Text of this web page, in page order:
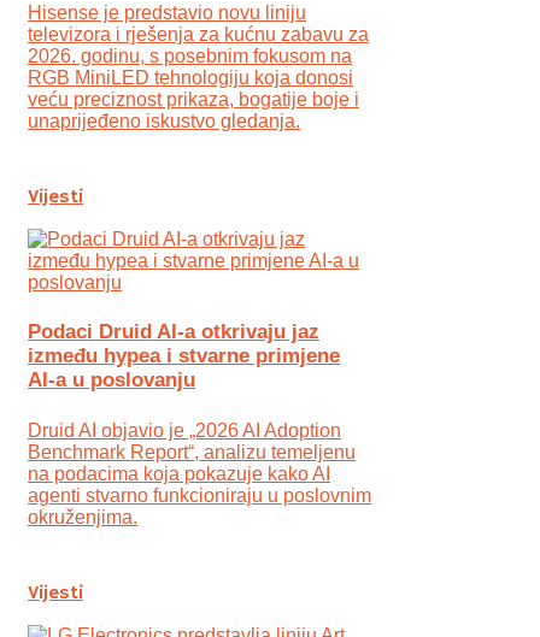
Hisense je predstavio novu liniju
televizora i rješenja za kućnu zabavu za
2026. godinu, s posebnim fokusom na
RGB MiniLED tehnologiju koja donosi
veću preciznost prikaza, bogatije boje i
unaprijeđeno iskustvo gledanja.
Vijesti
Podaci Druid AI-a otkrivaju jaz
između hypea i stvarne primjene
AI-a u poslovanju
Druid AI objavio je „2026 AI Adoption
Benchmark Report“, analizu temeljenu
na podacima koja pokazuje kako AI
agenti stvarno funkcioniraju u poslovnim
okruženjima.
Vijesti